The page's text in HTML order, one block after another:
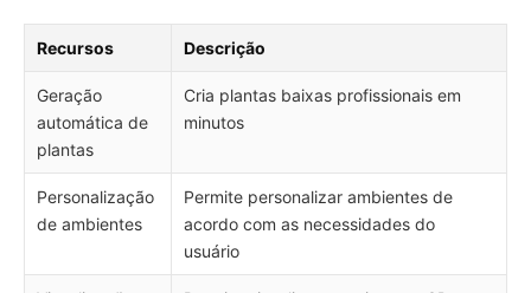
Recursos Descrição
Geração
automática de
plantas
Cria plantas baixas profissionais em
minutos
Personalização
de ambientes
Permite personalizar ambientes de
acordo com as necessidades do
usuário